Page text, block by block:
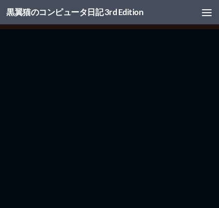
コンテンツへスキップ
黒翼猫のコンピュータ日記 3rd Edition